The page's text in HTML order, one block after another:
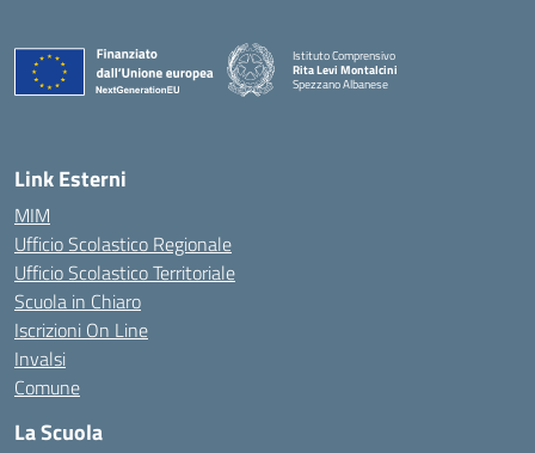
Istituto Comprensivo
Rita Levi Montalcini
Spezzano Albanese
— Visita la pagina iniziale della scuola
Link Esterni
MIM
Ufficio Scolastico Regionale
Ufficio Scolastico Territoriale
Scuola in Chiaro
Iscrizioni On Line
Invalsi
Comune
La Scuola